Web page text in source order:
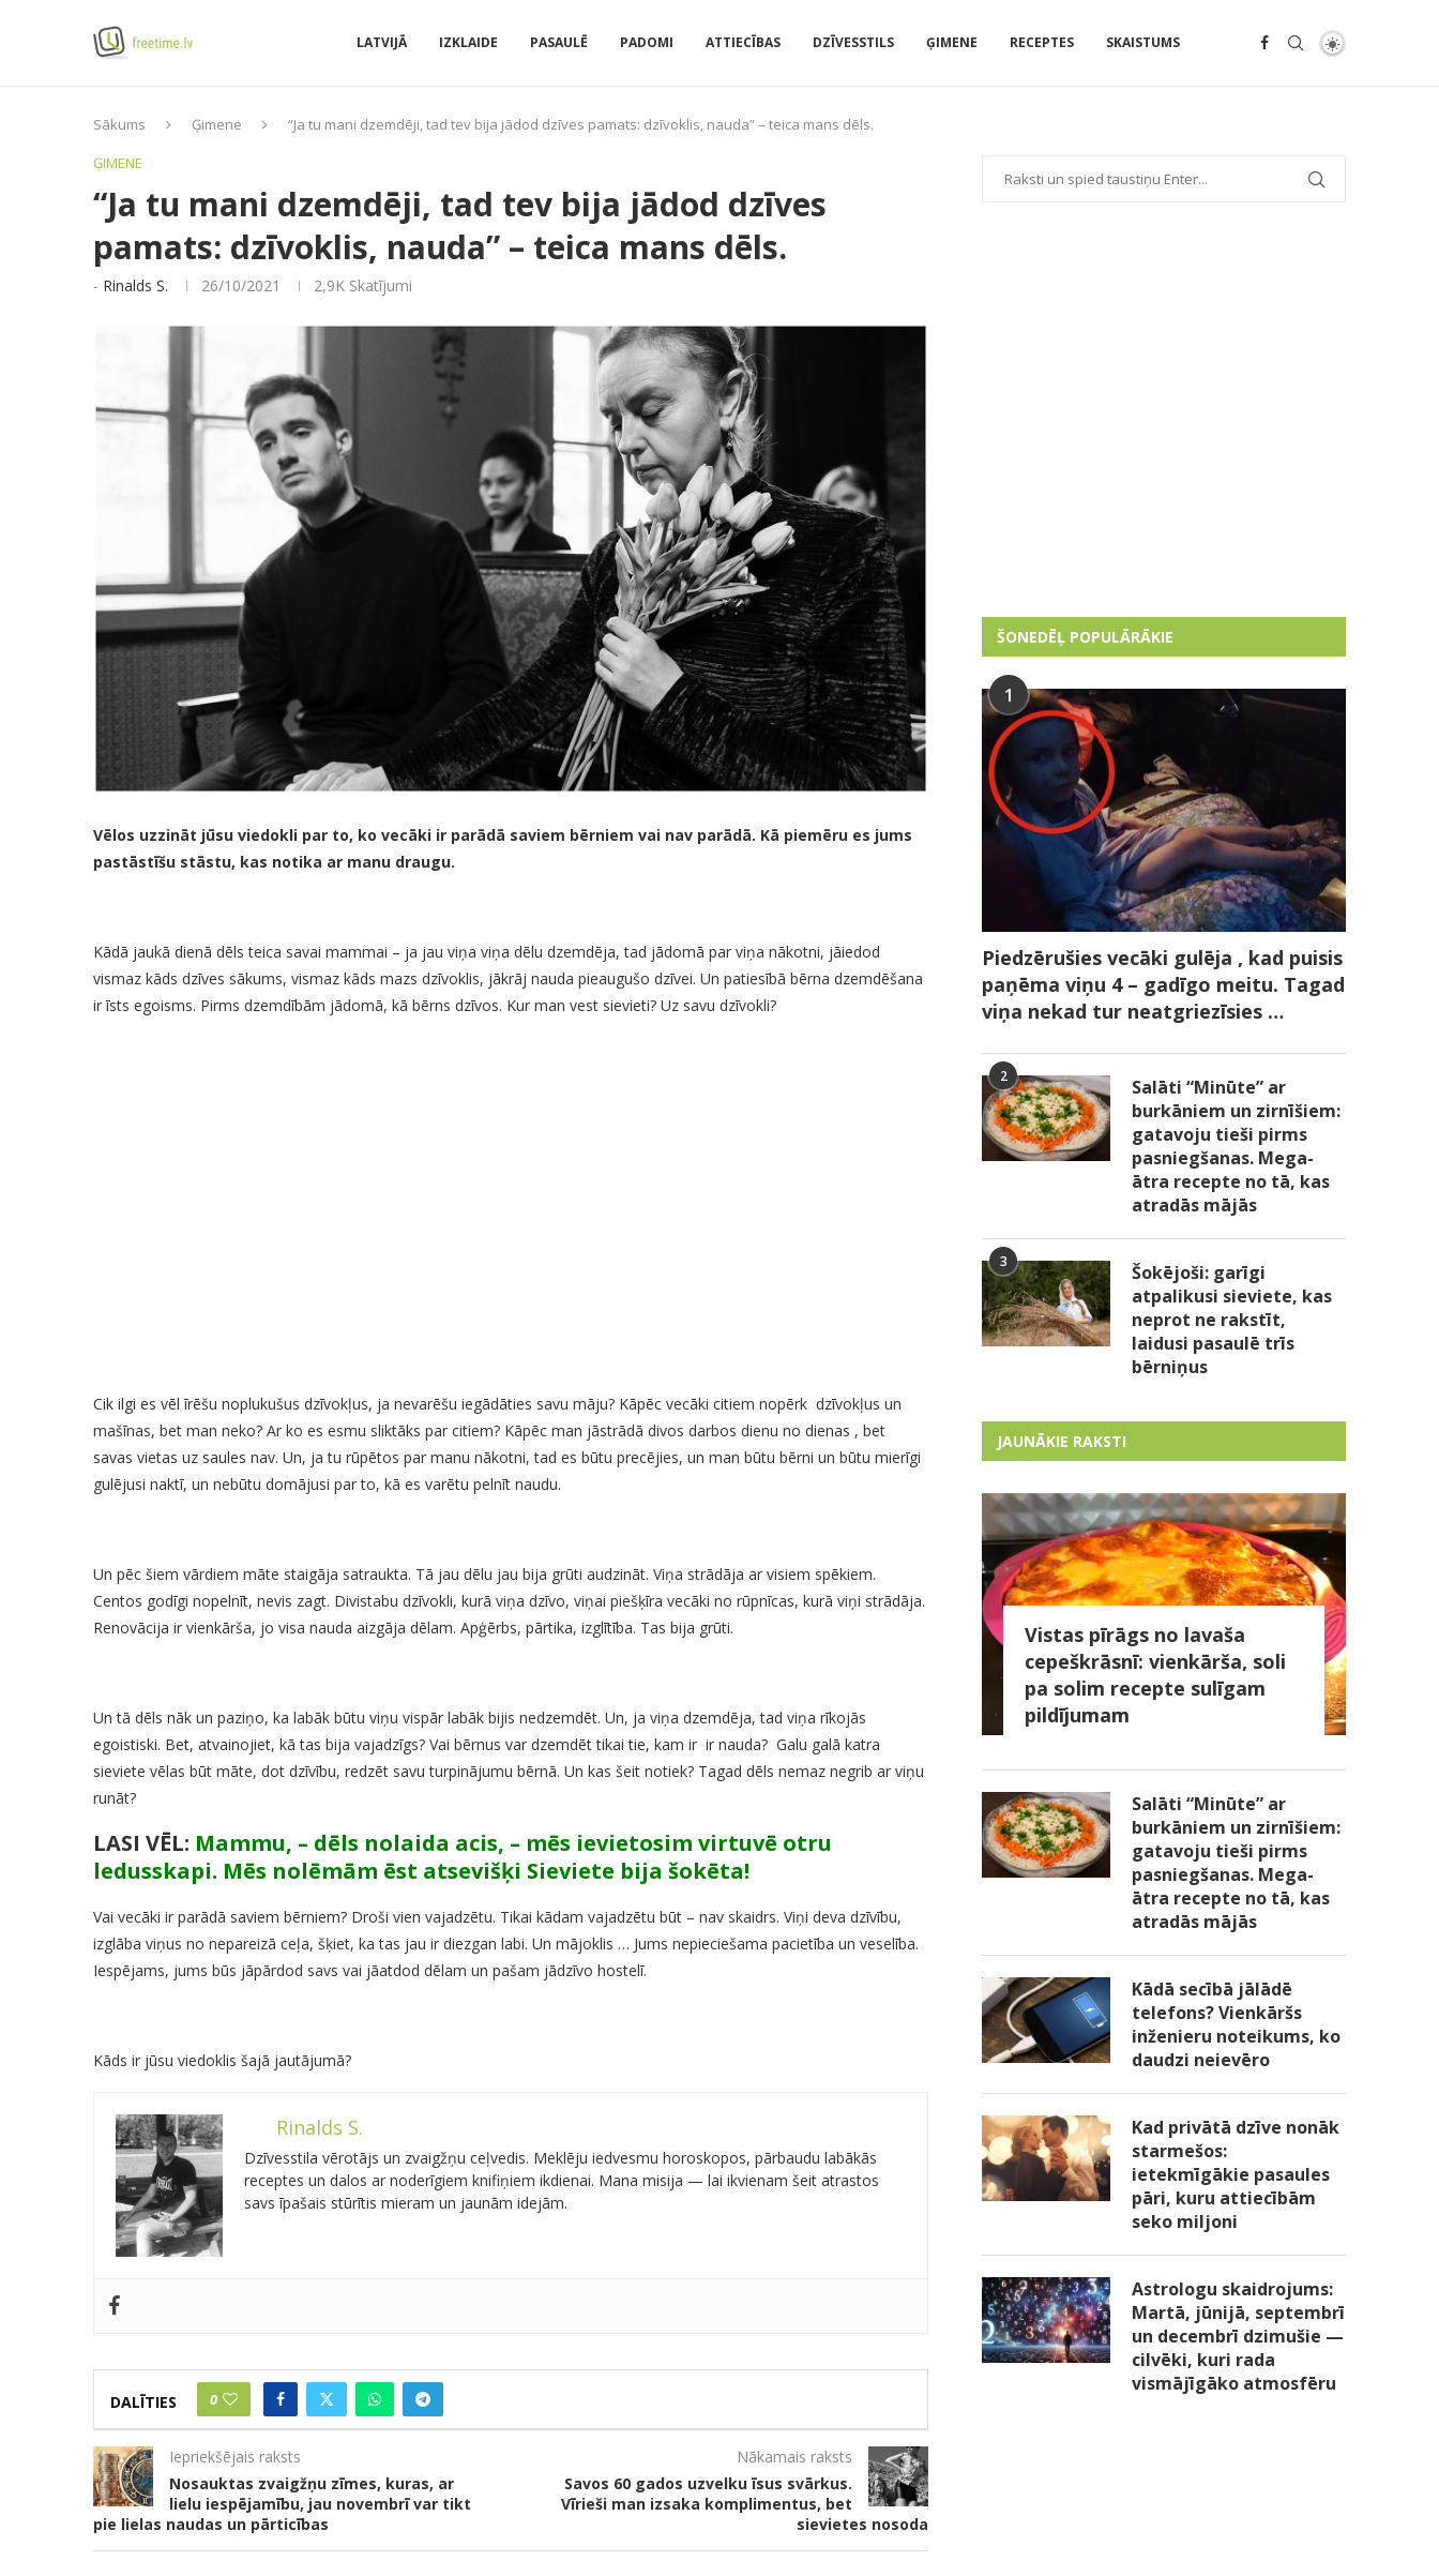
LATVIJĀ IZKLAIDE PASAULĒ PADOMI ATTIECĪBAS DZĪVESSTILS ĢIMENE RECEPTES SKAISTUMS
Sākums Ģimene
“Ja tu mani dzemdēji, tad tev bija jādod dzīves pamats: dzīvoklis, nauda” – teica mans dēls.
ĢIMENE
“Ja tu mani dzemdēji, tad tev bija jādod dzīves
pamats: dzīvoklis, nauda” – teica mans dēls.
- Rinalds S. 26/10/2021 2,9K Skatījumi
Vēlos uzzināt jūsu viedokli par to, ko vecāki ir parādā saviem bērniem vai nav parādā. Kā piemēru es jums
pastāstīšu stāstu, kas notika ar manu draugu.
Kādā jaukā dienā dēls teica savai mammai – ja jau viņa viņa dēlu dzemdēja, tad jādomā par viņa nākotni, jāiedod
vismaz kāds dzīves sākums, vismaz kāds mazs dzīvoklis, jākrāj nauda pieaugušo dzīvei. Un patiesībā bērna dzemdēšana
ir īsts egoisms. Pirms dzemdībām jādomā, kā bērns dzīvos. Kur man vest sievieti? Uz savu dzīvokli?
Cik ilgi es vēl īrēšu noplukušus dzīvokļus, ja nevarēšu iegādāties savu māju? Kāpēc vecāki citiem nopērk dzīvokļus un
mašīnas, bet man neko? Ar ko es esmu sliktāks par citiem? Kāpēc man jāstrādā divos darbos dienu no dienas , bet
savas vietas uz saules nav. Un, ja tu rūpētos par manu nākotni, tad es būtu precējies, un man būtu bērni un būtu mierīgi
gulējusi naktī, un nebūtu domājusi par to, kā es varētu pelnīt naudu.
Un pēc šiem vārdiem māte staigāja satraukta. Tā jau dēlu jau bija grūti audzināt. Viņa strādāja ar visiem spēkiem.
Centos godīgi nopelnīt, nevis zagt. Divistabu dzīvokli, kurā viņa dzīvo, viņai piešķīra vecāki no rūpnīcas, kurā viņi strādāja.
Renovācija ir vienkārša, jo visa nauda aizgāja dēlam. Apģērbs, pārtika, izglītība. Tas bija grūti.
Un tā dēls nāk un paziņo, ka labāk būtu viņu vispār labāk bijis nedzemdēt. Un, ja viņa dzemdēja, tad viņa rīkojās
egoistiski. Bet, atvainojiet, kā tas bija vajadzīgs? Vai bērnus var dzemdēt tikai tie, kam ir ir nauda? Galu galā katra
sieviete vēlas būt māte, dot dzīvību, redzēt savu turpinājumu bērnā. Un kas šeit notiek? Tagad dēls nemaz negrib ar viņu
runāt?
LASI VĒL: Mammu, – dēls nolaida acis, – mēs ievietosim virtuvē otru
ledusskapi. Mēs nolēmām ēst atsevišķi Sieviete bija šokēta!
Vai vecāki ir parādā saviem bērniem? Droši vien vajadzētu. Tikai kādam vajadzētu būt – nav skaidrs. Viņi deva dzīvību,
izglāba viņus no nepareizā ceļa, šķiet, ka tas jau ir diezgan labi. Un mājoklis … Jums nepieciešama pacietība un veselība.
Iespējams, jums būs jāpārdod savs vai jāatdod dēlam un pašam jādzīvo hostelī.
Kāds ir jūsu viedoklis šajā jautājumā?
Rinalds S.
Dzīvesstila vērotājs un zvaigžņu ceļvedis. Meklēju iedvesmu horoskopos, pārbaudu labākās
receptes un dalos ar noderīgiem knifiņiem ikdienai. Mana misija — lai ikvienam šeit atrastos
savs īpašais stūrītis mieram un jaunām idejām.
DALĪTIES 0
Iepriekšējais raksts
Nosauktas zvaigžņu zīmes, kuras, ar
lielu iespējamību, jau novembrī var tikt
pie lielas naudas un pārticības
Nākamais raksts
Savos 60 gados uzvelku īsus svārkus.
Vīrieši man izsaka komplimentus, bet
sievietes nosoda
ŠONEDĒĻ POPULĀRĀKIE
1
Piedzērušies vecāki gulēja , kad puisis
paņēma viņu 4 – gadīgo meitu. Tagad
viņa nekad tur neatgriezīsies …
2
Salāti “Minūte” ar
burkāniem un zirnīšiem:
gatavoju tieši pirms
pasniegšanas. Mega-
ātra recepte no tā, kas
atradās mājās
3
Šokējoši: garīgi
atpalikusi sieviete, kas
neprot ne rakstīt,
laidusi pasaulē trīs
bērniņus
JAUNĀKIE RAKSTI
Vistas pīrāgs no lavaša
cepeškrāsnī: vienkārša, soli
pa solim recepte sulīgam
pildījumam
Salāti “Minūte” ar
burkāniem un zirnīšiem:
gatavoju tieši pirms
pasniegšanas. Mega-
ātra recepte no tā, kas
atradās mājās
Kādā secībā jālādē
telefons? Vienkāršs
inženieru noteikums, ko
daudzi neievēro
Kad privātā dzīve nonāk
starmešos:
ietekmīgākie pasaules
pāri, kuru attiecībām
seko miljoni
Astrologu skaidrojums:
Martā, jūnijā, septembrī
un decembrī dzimušie —
cilvēki, kuri rada
vismājīgāko atmosfēru